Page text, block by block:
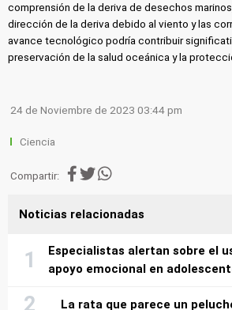
comprensión de la deriva de desechos
dirección de la deriva debido al viento y las
avance tecnológico podría contribuir
preservación de la salud oceánica y la
24 de Noviembre de 2023 03:44 pm
Ciencia
Compartir:
Noticias relacionadas
Especialistas alertan sobre el
apoyo emocional en
La rata que parece un